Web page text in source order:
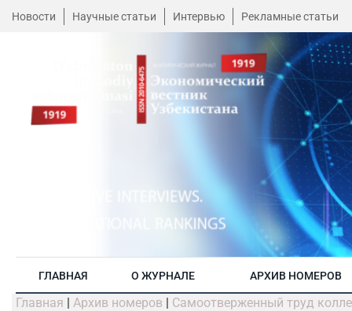
Новости Научные статьи Интервью Рекламные статьи
ГЛАВНАЯ О ЖУРНАЛЕ АРХИВ НОМЕРОВ
Главная | Архив номеров | Самоотверженный труд